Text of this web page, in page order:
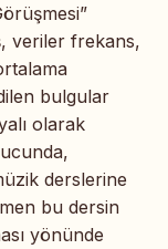
veriler frekans,
bulgular
olarak
derslerine
bu dersin
yönünde